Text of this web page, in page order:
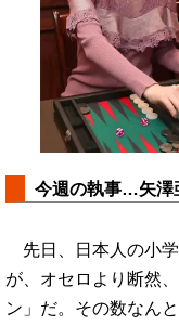
今週の執事…矢澤
先日、日本人の小
が、オセロより断然
ン」だ。その数なん